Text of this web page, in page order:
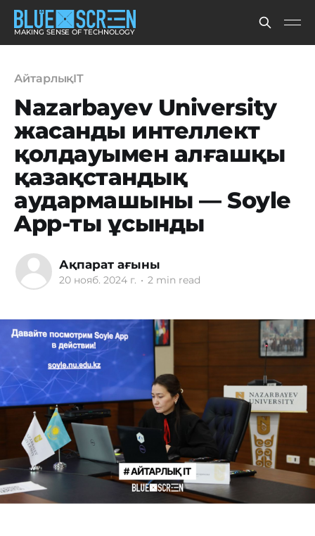
MAKING SENSE OF TECHNOLOGY
АйтарлықIT
Nazarbayev University
жасанды интеллект
қолдауымен алғашқы
қазақстандық
аудармашыны — Soyle
App-ты ұсынды
Ақпарат ағыны
20 нояб. 2024 г. • 2 min read